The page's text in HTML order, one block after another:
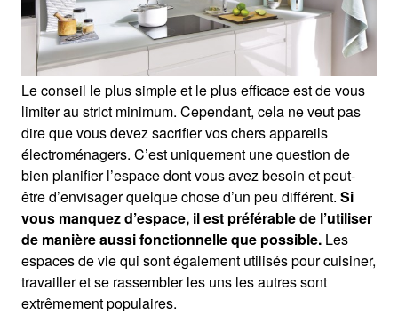
Le conseil le plus simple et le plus efficace est de vous
limiter au strict minimum. Cependant, cela ne veut pas
dire que vous devez sacrifier vos chers appareils
électroménagers. C’est uniquement une question de
bien planifier l’espace dont vous avez besoin et peut-
être d’envisager quelque chose d’un peu différent. Si
vous manquez d’espace, il est préférable de l’utiliser
de manière aussi fonctionnelle que possible. Les
espaces de vie qui sont également utilisés pour cuisiner,
travailler et se rassembler les uns les autres sont
extrêmement populaires.